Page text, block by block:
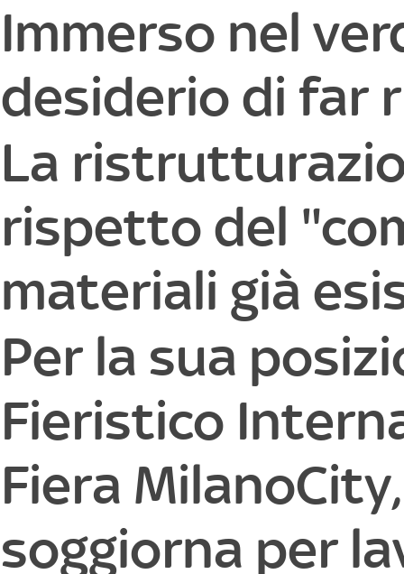
Immerso nel
desiderio di far
La
rispetto del
materiali già
Per la sua
Fieristico
Fiera
soggiorna per